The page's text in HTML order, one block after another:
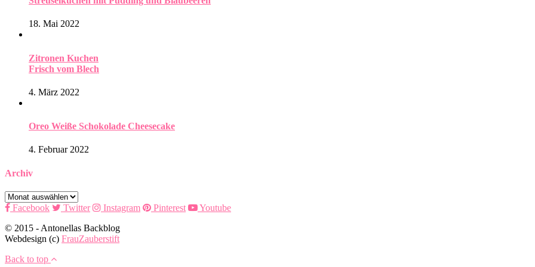
18. Mai 2022
Zitronen Kuchen
Frisch vom Blech
4. März 2022
Oreo Weiße Schokolade Cheesecake
4. Februar 2022
Archiv
Archiv
Facebook
Twitter Instagram Pinterest
Youtube
© 2015 - Antonellas Backblog
Webdesign (c) FrauZauberstift
Back to top